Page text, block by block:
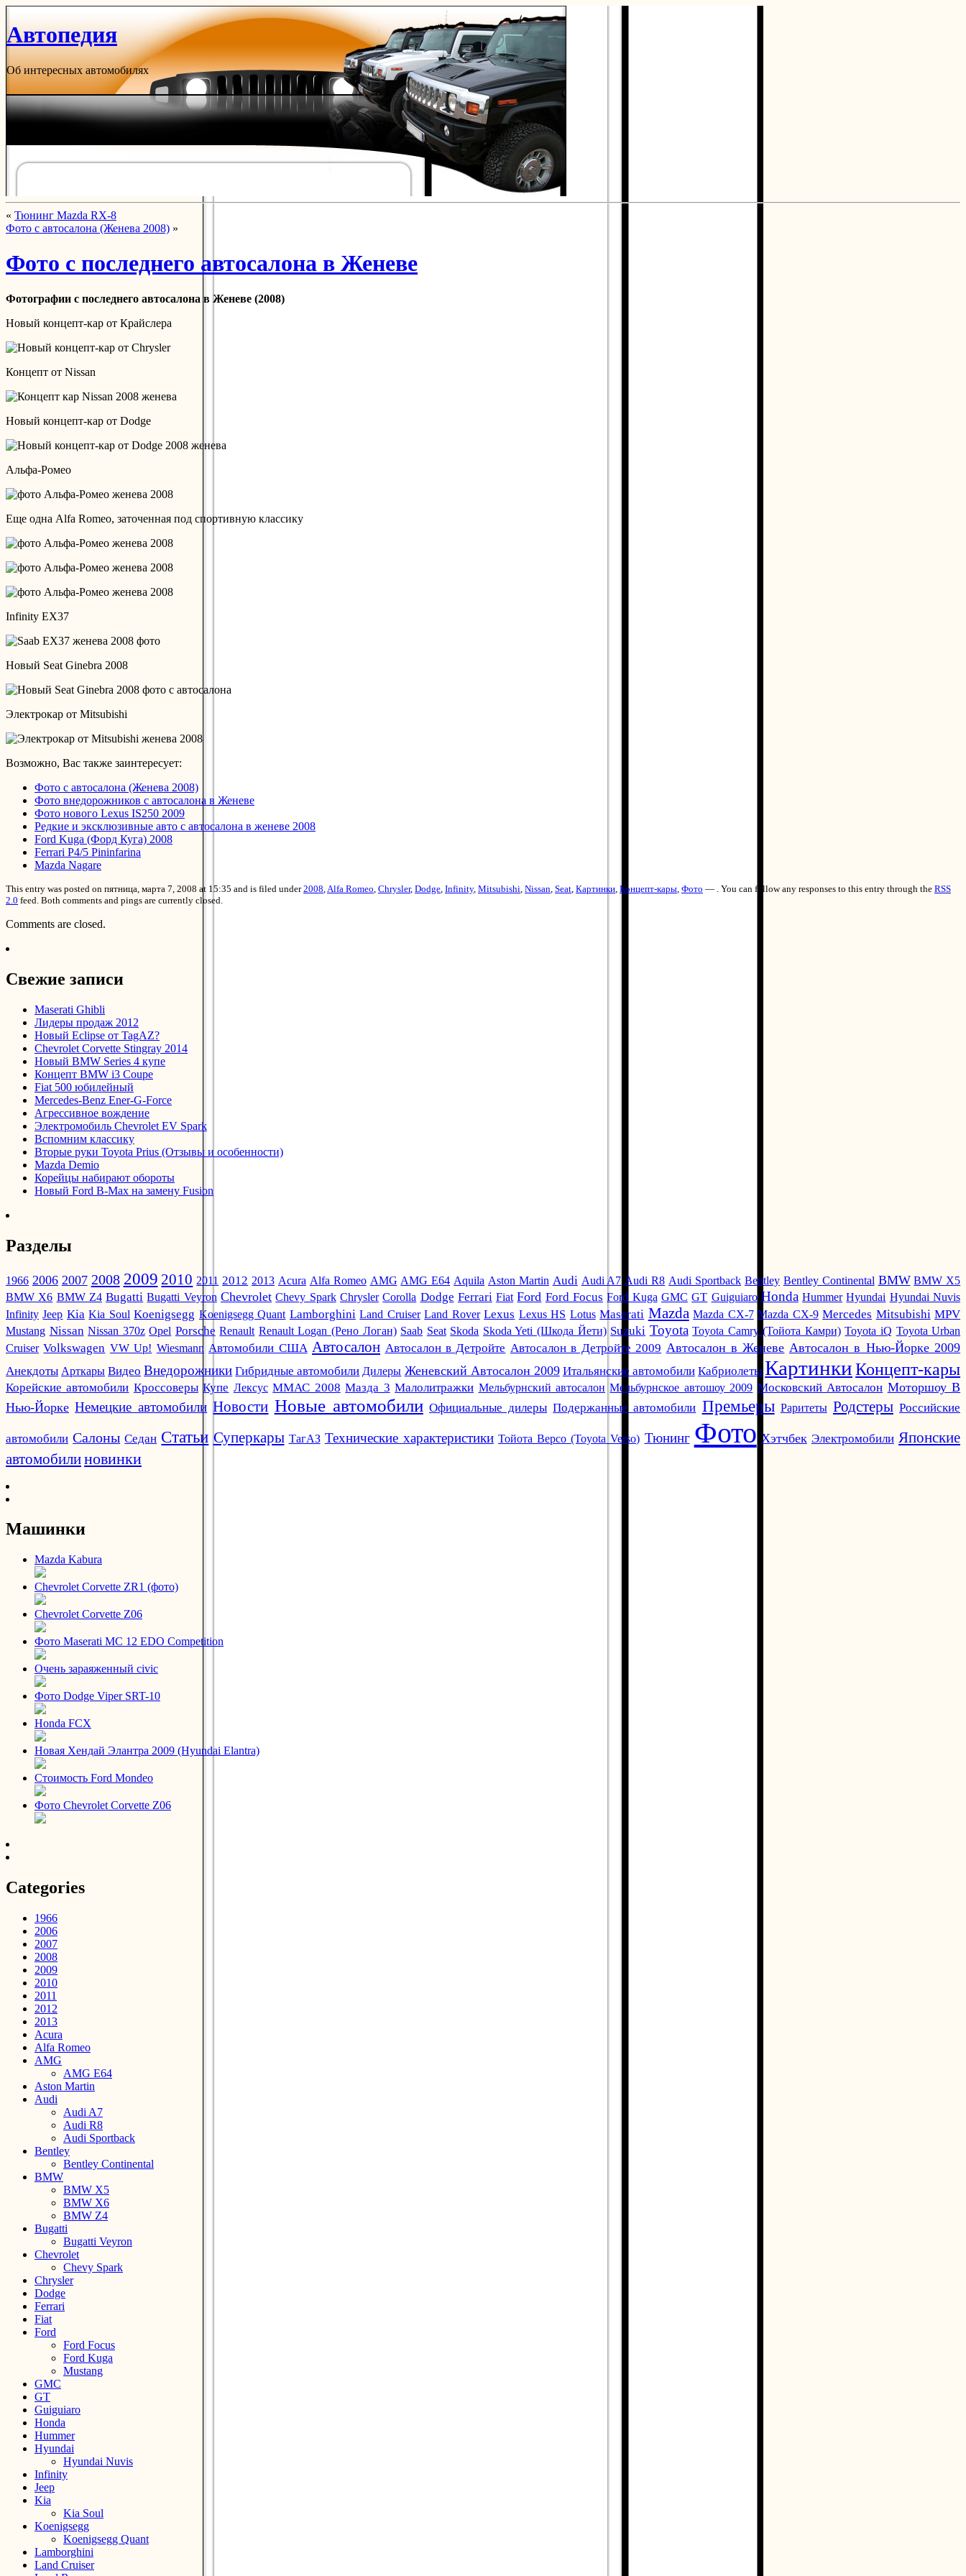
Автопедия
Об интересных автомобилях
« Тюнинг Mazda RX-8
Фото с автосалона (Женева 2008) »
Фото с последнего автосалона в Женеве
Фотографии с последнего автосалона в Женеве (2008)
Новый концепт-кар от Крайслера
Концепт от Nissan
Новый концепт-кар от Dodge
Альфа-Ромео
Еще одна Alfa Romeo, заточенная под спортивную классику
Infinity EX37
Новый Seat Ginebra 2008
Электрокар от Mitsubishi
Возможно, Вас также заинтересует:
Фото с автосалона (Женева 2008)
Фото внедорожников с автосалона в Женеве
Фото нового Lexus IS250 2009
Редкие и эксклюзивные авто с автосалона в женеве 2008
Ford Kuga (Форд Куга) 2008
Ferrari P4/5 Pininfarina
Mazda Nagare
This entry was posted on пятница, марта 7, 2008 at 15:35 and is filed under2008 Alfa Romeo Chrysler, Dodge Infinity, Mitsubishi Nissan Seat Картинки Концепт-кары Фото — . You can follow any responses to this entry through the RSS
2.0 feed. Both comments and pings are currently closed.
Comments are closed.
Свежие записи
Maserati Ghibli
Лидеры продаж 2012
Новый Eclipse от TagAZ?
Chevrolet Corvette Stingray 2014
Новый BMW Series 4 купе
Концепт BMW i3 Coupe
Fiat 500 юбилейный
Mercedes-Benz Ener-G-Force
Агрессивное вождение
Электромобиль Chevrolet EV Spark
Вспомним классику
Вторые руки Toyota Prius (Отзывы и особенности)
Mazda Demio
Корейцы набирают обороты
Новый Ford B-Max на замену Fusion
Разделы
1966 2006 2007 2008 2009 2010 2011 2012 2013 Acura Alfa Romeo AMG AMG E64 Aquila Aston Martin Audi Audi A7 Audi R8 Audi Sportback Bentley Bentley Continental BMW BMW X5
BMW X6 BMW Z4 Bugatti Bugatti Veyron Chevrolet Chevy Spark Chrysler Corolla Dodge Ferrari Fiat Ford Ford Focus Ford Kuga GMC GT Guiguiaro Honda Hummer Hyundai Hyundai Nuvis
Infinity Jeep Kia Kia Soul Koenigsegg Koenigsegg Quant Lamborghini Land Cruiser Land Rover Lexus Lexus HS Lotus Maserati Mazda Mazda CX-7 Mazda CX-9 Mercedes Mitsubishi MPV
Mustang Nissan Nissan 370z Opel Porsche Renault Renault Logan (Рено Логан) Saab Seat Skoda Skoda Yeti (Шкода Йети) Suzuki Toyota Toyota Camry (Тойота Камри) Toyota iQ Toyota Urban
Cruiser Volkswagen VW Up! Wiesmann Автомобили США Автосалон Автосалон в Детройте Автосалон в Детройте 2009 Автосалон в Женеве Автосалон в Нью-Йорке 2009
Анекдоты Арткары Видео Внедорожники Гибридные автомобили Дилеры Женевский Автосалон 2009 Итальянские автомобили Кабриолеты КартинкиКонцепт-кары
Корейские автомобили Кроссоверы Купе Лексус ММАС 2008 Мазда 3 Малолитражки Мельбурнский автосалон Мельбурнское автошоу 2009 Московский Автосалон Моторшоу В
Нью-Йорке Немецкие автомобили Новости Новые автомобили Официальные дилеры Подержанные автомобили Премьеры Раритеты Родстеры Российские
автомобили Салоны Седан Статьи Суперкары ТагАЗ Технические характеристики Тойота Версо (Toyota Verso) Тюнинг Фото Хэтчбек Электромобили Японские
автомобилиновинки
Машинки
Mazda Kabura
Chevrolet Corvette ZR1 (фото)
Chevrolet Corvette Z06
Фото Maserati MC 12 EDO Competition
Очень зараяженный civic
Фото Dodge Viper SRT-10
Honda FCX
Новая Хендай Элантра 2009 (Hyundai Elantra)
Стоимость Ford Mondeo
Фото Chevrolet Corvette Z06
Categories
1966
2006
2007
2008
2009
2010
2011
2012
2013
Acura
Alfa Romeo
AMG
AMG E64
Aston Martin
Audi
Audi A7
Audi R8
Audi Sportback
Bentley
Bentley Continental
BMW
BMW X5
BMW X6
BMW Z4
Bugatti
Bugatti Veyron
Chevrolet
Chevy Spark
Chrysler
Dodge
Ferrari
Fiat
Ford
Ford Focus
Ford Kuga
Mustang
GMC
GT
Guiguiaro
Honda
Hummer
Hyundai
Hyundai Nuvis
Infinity
Jeep
Kia
Kia Soul
Koenigsegg
Koenigsegg Quant
Lamborghini
Land Cruiser